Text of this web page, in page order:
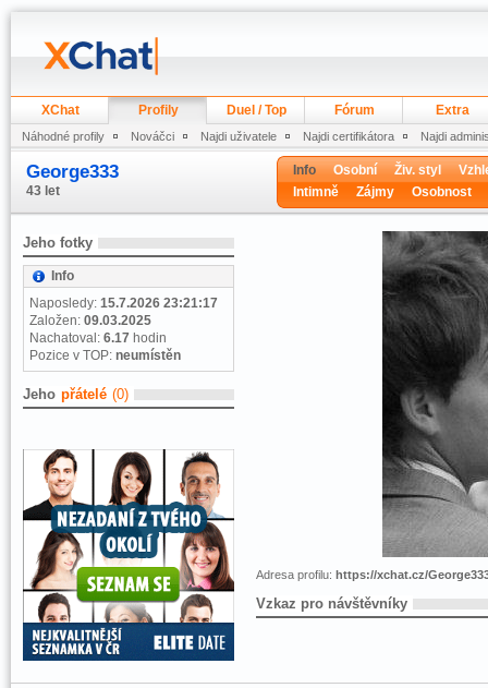
XChat Profily Duel / Top Fórum Extra
Náhodné profily Nováčci Najdi uživatele Najdi certifikátora Najdi
George333
43 let
Info Osobní Živ. styl
Intimně
Zájmy Osobnost
Jeho fotky
Info
Naposledy: 15.7.2026 23:21:17
Založen: 09.03.2025
Nachatoval: 6.17 hodin
Pozice v TOP: neumístěn
Jeho přátelé (0)
Adresa profilu: https://xchat.cz/
Vzkaz pro návštěvníky